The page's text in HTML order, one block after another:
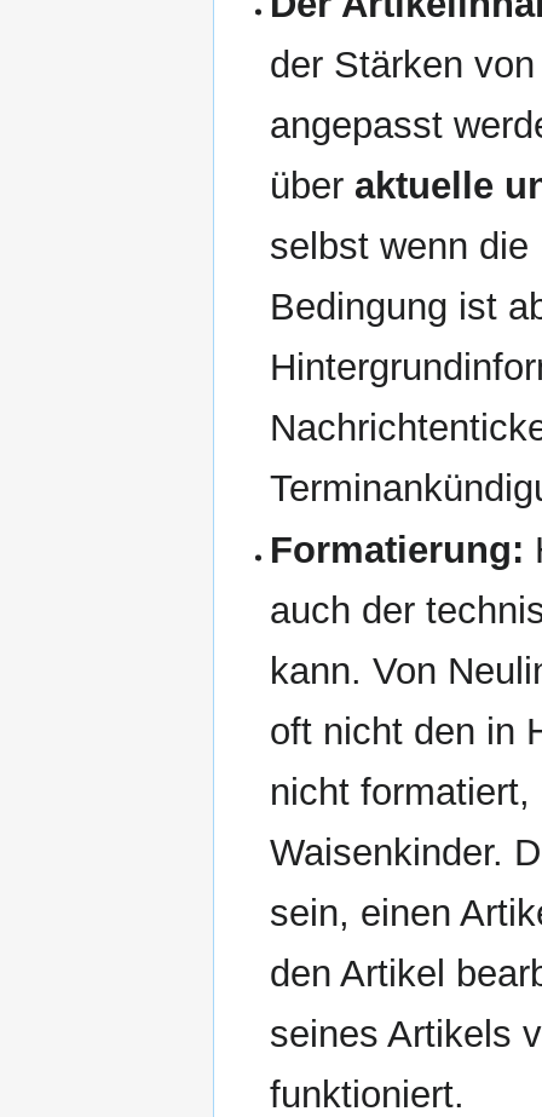
der Stärken
angepasst
über aktuelle
selbst wenn
Bedingung ist
Formatierung:
auch der
kann. Von
oft nicht den in
nicht
Waisenkinder.
sein, einen
den Artikel
seines Artikels
funktioniert.